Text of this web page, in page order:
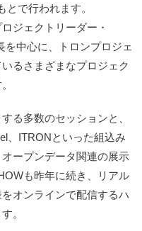
とで行われます。
ジェクトリーダー・
中心に、トロンプロジェ
るさまざまなプロジェク
る多数のセッションと、
、ITRONといった組込み
ープンデータ関連の展示
も昨年に続き、リアル
オンラインで配信するハ
。